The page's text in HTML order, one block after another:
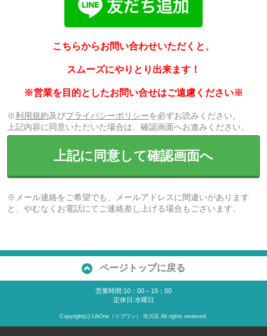
こちらからお問い合わせいただくと、
スムーズにやりとり出来ます！
※営業を目的としたお問い合せはご遠慮ください※
※利用規約及びプライバシーポリシーを必ずお読みください。
上記内容に同意いただいた場合は、確認画面へお進みください。
上記に同意して確認画面へ
※メール連絡をご希望でも、メールアドレスに間違いがあります
と、やむなくお電話にてご連絡差し上げる場合もございます。
ページトップに戻る
営業時間:10：00～19：00
定休日:水曜日
Copyright(c) LibOne（リブワン） 市川店 All rights reserved.